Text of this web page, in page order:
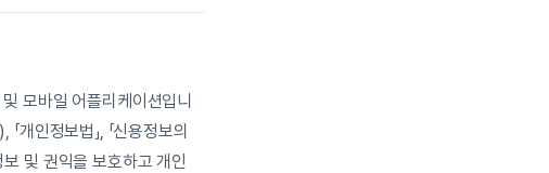
모바일 어플리케이션입니
개인정보법」, 「신용정보의
및 권익을 보호하고 개인